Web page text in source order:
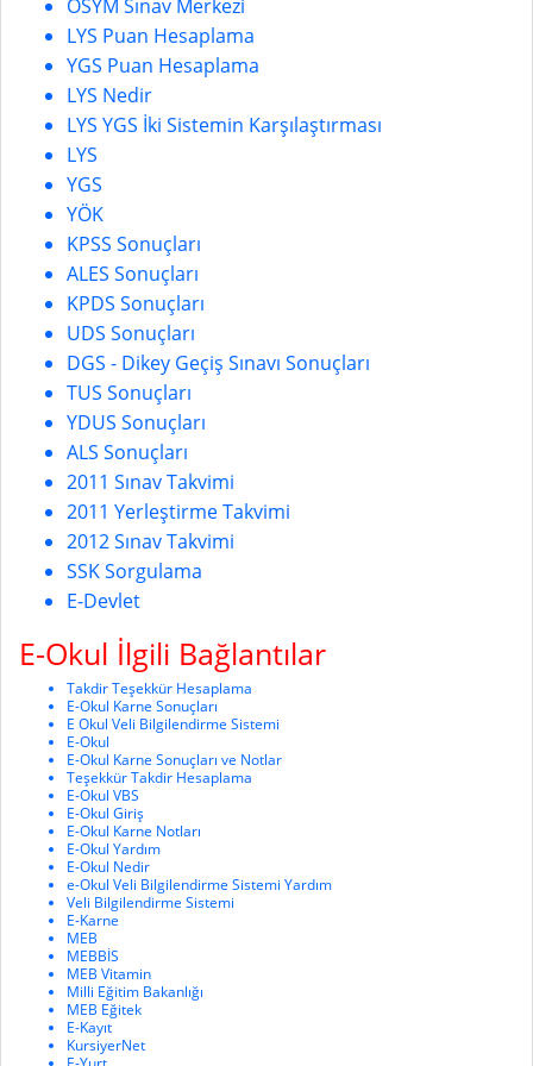
ÖSYM Sınav Merkezi
LYS Puan Hesaplama
YGS Puan Hesaplama
LYS Nedir
LYS YGS İki Sistemin Karşılaştırması
LYS
YGS
YÖK
KPSS Sonuçları
ALES Sonuçları
KPDS Sonuçları
UDS Sonuçları
DGS - Dikey Geçiş Sınavı Sonuçları
TUS Sonuçları
YDUS Sonuçları
ALS Sonuçları
2011 Sınav Takvimi
2011 Yerleştirme Takvimi
2012 Sınav Takvimi
SSK Sorgulama
E-Devlet
E-Okul İlgili Bağlantılar
Takdir Teşekkür Hesaplama
E-Okul Karne Sonuçları
E Okul Veli Bilgilendirme Sistemi
E-Okul
E-Okul Karne Sonuçları ve Notlar
Teşekkür Takdir Hesaplama
E-Okul VBS
E-Okul Giriş
E-Okul Karne Notları
E-Okul Yardım
E-Okul Nedir
e-Okul Veli Bilgilendirme Sistemi Yardım
Veli Bilgilendirme Sistemi
E-Karne
MEB
MEBBİS
MEB Vitamin
Milli Eğitim Bakanlığı
MEB Eğitek
E-Kayıt
KursiyerNet